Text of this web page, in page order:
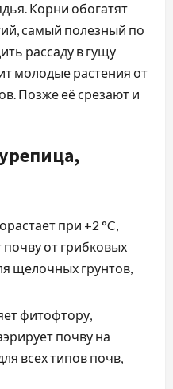
Корни обогатят
самый полезный по
рассаду в гущу
молодые растения от
Позже её срезают и
при +2 °C,
от грибковых
щелочных грунтов,
фитофтору,
почву на
всех типов почв,